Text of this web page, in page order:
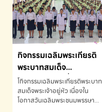
กิจกรรมเฉลิมพระเกียรติ
พระบาทสมเด็จ
พระเจ้าอยู่หัว เนื่องใน
โอกาสวันเฉลิม
พระชนมพรรษา
โกิจกรรมเฉลิมพระเกียรติพระบาท
สมเด็จพระเจ้าอยู่หัว เนื่องใน
โอกาสวันเฉลิมพระชนมพรรษา